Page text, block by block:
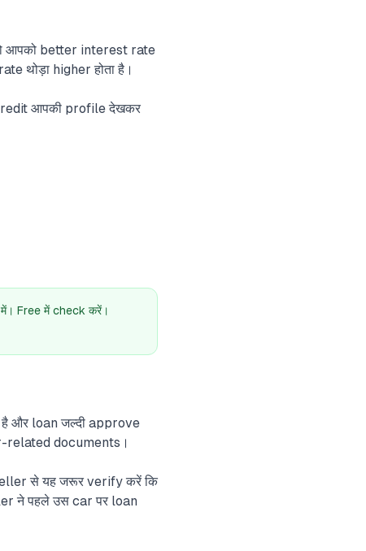
आपको better interest rate
थोड़ा higher होता है।
आपकी profile देखकर
Free में check करें।
और loan जल्दी approve
related documents।
से यह जरूर verify करें कि
ने पहले उस car पर loan